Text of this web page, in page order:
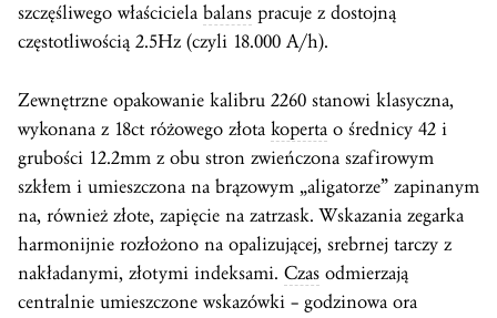
szczęśliwego właściciela balans pracuje z dostojną
częstotliwością 2.5Hz (czyli 18.000 A/h).
Zewnętrzne opakowanie kalibru 2260 stanowi klasyczna,
wykonana z 18ct różowego złota koperta o średnicy 42 i
grubości 12.2mm z obu stron zwieńczona szafirowym
szkłem i umieszczona na brązowym „aligatorze” zapinanym
na, również złote, zapięcie na zatrzask. Wskazania zegarka
harmonijnie rozłożono na opalizującej, srebrnej tarczy z
nakładanymi, złotymi indeksami. Czas odmierzają
centralnie umieszczone wskazówki – godzinowa ora